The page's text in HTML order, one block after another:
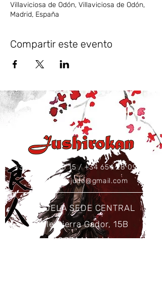
Villaviciosa de Odón, Villaviciosa de Odón,
Madrid, España
Compartir este evento
+34 637 86 43 15/+34 654 28 09 73
jushirokanjudo@gmail.com
ESCUELA SEDE CENTRAL
Calle Sierra Gador, 15B
28031 Madrid